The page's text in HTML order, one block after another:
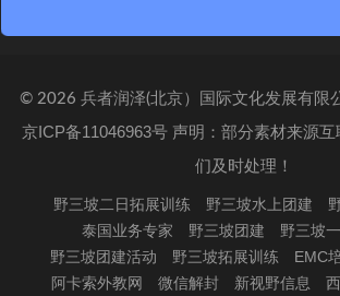
© 2026 兵者润泽(北京）国际文化发展有限
京ICP备11046963号 声明：部分素材来源
们及时处理！
野三坡二日拓展训练 野三坡水上团建
泰国业务专家
野三坡团建
野三坡
野三坡团建活动
野三坡拓展训练 EMC
阿卡索外教网
微信解封 新视野信息